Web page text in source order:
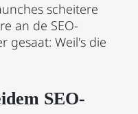
scheitere
an de SEO-
gesaat: Weil's die
SEO-